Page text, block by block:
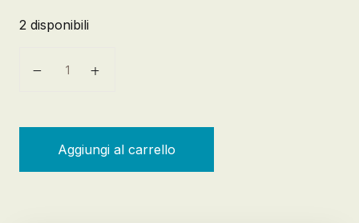
2 disponibili
Aggiungi al carrello